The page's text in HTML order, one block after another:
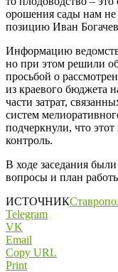
орошения сады нам
позицию Иван
Информацию
но при этом решили
просьбой о
из краевого бюджета
части затрат,
систем
подчеркнули, что
контроль.
В ходе заседания
вопросы и план
ИСТОЧНИК
Telegram
VK
Email
Copy URL
Print